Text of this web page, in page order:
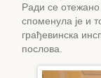
Ради се
споменула је и
грађевинска
послова.